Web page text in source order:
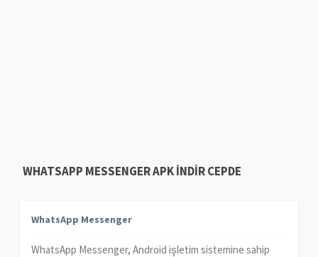
WHATSAPP MESSENGER APK INDIR CEPDE
WhatsApp Messenger
WhatsApp Messenger, Android işletim sistemine sahip